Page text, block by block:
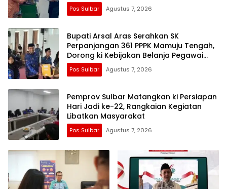
Pos Sulbar Agustus 7, 2026
Bupati Arsal Aras Serahkan SK
Perpanjangan 361 PPPK Mamuju Tengah,
Dorong ki Kebijakan Belanja Pegawai
Lebih Fleksibel
Pos Sulbar Agustus 7, 2026
Pemprov Sulbar Matangkan ki Persiapan
Hari Jadi ke-22, Rangkaian Kegiatan
Libatkan Masyarakat
Pos Sulbar Agustus 7, 2026